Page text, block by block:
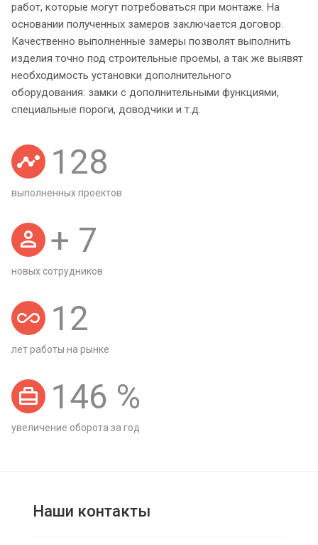
работ, которые могут потребоваться при монтаже. На
основании полученных замеров заключается договор.
Качественно выполненные замеры позволят выполнить
изделия точно под строительные проемы, а так же выявят
необходимость установки дополнительного
оборудования: замки с дополнительными функциями,
специальные пороги, доводчики и т.д.
128
выполненных проектов
+ 7
новых сотрудников
12
лет работы на рынке
146 %
увеличение оборота за год
Наши контакты